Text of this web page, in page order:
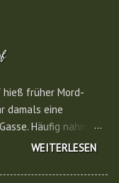
früher Mord-
damals eine
Häufig nahmen
Vor diesen
und seine Kleider
WEITERLESEN